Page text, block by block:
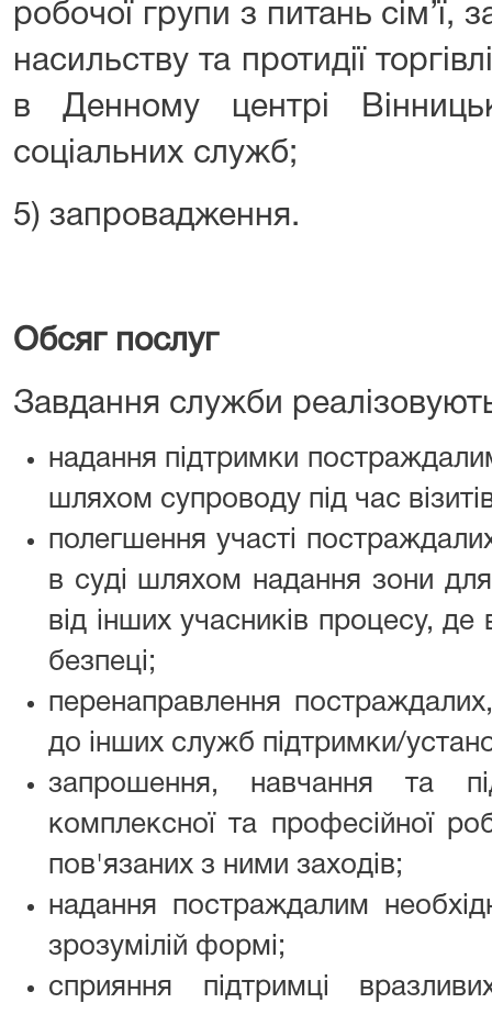
робочої групи з питань сім’ї,
насильству та протидії
в Денному центрі
соціальних служб;
5) запровадження.
Обсяг послуг
Завдання служби
надання підтримки
шляхом супроводу під час
полегшення участі
в суді шляхом надання зони для
від інших учасників процесу,
безпеці;
перенаправлення постраждалих,
до інших служб підтримки/
запрошення, навчання та
комплексної та професійної
пов'язаних з ними заходів;
надання постраждалим
зрозумілій формі;
сприяння підтримці